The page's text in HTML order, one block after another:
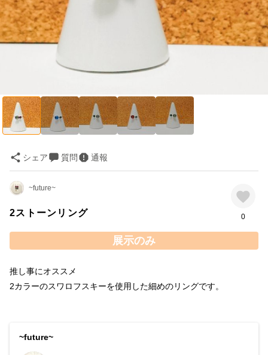
シェア 質問 通報
~future~
2ストーンリング 0
展示のみ
推し事にオススメ
2カラーのスワロフスキーを使用した細めのリングです。
~future~